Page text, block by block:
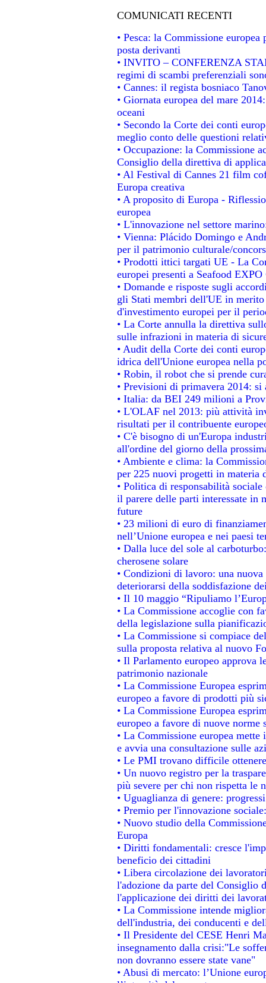
COMUNICATI RECENTI
• Pesca: la Commissione
posta derivanti
• INVITO – CONFERENZA
regimi di scambi preferenziali
• Cannes: il regista bosniaco
• Giornata europea del mare
oceani
• Secondo la Corte dei conti
meglio conto delle questioni
• Occupazione: la Commissione
Consiglio della direttiva di
• Al Festival di Cannes 21 film
Europa creativa
• A proposito di Europa -
europea
• L'innovazione nel settore
• Vienna: Plácido Domingo e
per il patrimonio culturale/
• Prodotti ittici targati UE - La
europei presenti a Seafood
• Domande e risposte sugli
gli Stati membri dell'UE in
d'investimento europei per il
• La Corte annulla la direttiva
sulle infrazioni in materia di
• Audit della Corte dei conti
idrica dell'Unione europea nella
• Robin, il robot che si prende
• Previsioni di primavera 2014: si
• Italia: da BEI 249 milioni a
• L'OLAF nel 2013: più attività
risultati per il contribuente
• C'è bisogno di un'Europa
all'ordine del giorno della
• Ambiente e clima: la
per 225 nuovi progetti in materia
• Politica di responsabilità
il parere delle parti interessate in
future
• 23 milioni di euro di
nell’Unione europea e nei paesi
• Dalla luce del sole al
cherosene solare
• Condizioni di lavoro: una
deteriorarsi della soddisfazione
• Il 10 maggio “Ripuliamo
• La Commissione accoglie con
della legislazione sulla
• La Commissione si compiace
sulla proposta relativa al nuovo
• Il Parlamento europeo approva
patrimonio nazionale
• La Commissione Europea
europeo a favore di prodotti più
• La Commissione Europea
europeo a favore di nuove norme
• La Commissione europea
e avvia una consultazione sulle
• Le PMI trovano difficile
• Un nuovo registro per la
più severe per chi non rispetta le
• Uguaglianza di genere:
• Premio per l'innovazione
• Nuovo studio della
Europa
• Diritti fondamentali: cresce
beneficio dei cittadini
• Libera circolazione dei
l'adozione da parte del Consiglio
l'applicazione dei diritti dei
• La Commissione intende
dell'industria, dei conducenti e
• Il Presidente del CESE Henri
insegnamento dalla crisi:"Le
non dovranno essere state vane"
• Abusi di mercato: l’Unione